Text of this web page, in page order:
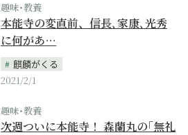
趣味･教養
本能寺の変直前、信長､家康､光秀
に何があ…
麒麟がくる
2021/2/1
趣味･教養
次週ついに本能寺！ 森蘭丸の｢無礼